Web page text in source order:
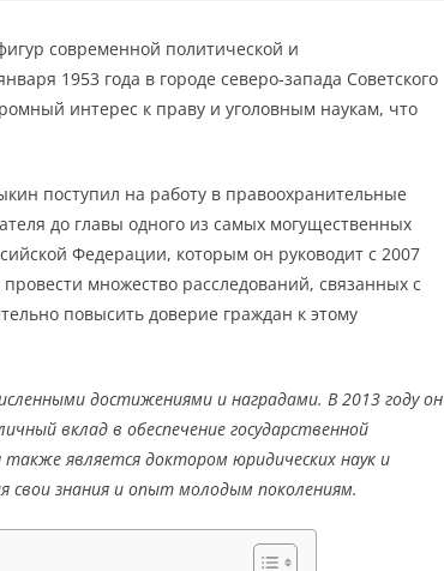
современной политической и
1953 года в городе северо-запада Советского
интерес к праву и уголовным наукам, что
поступил на работу в правоохранительные
до главы одного из самых могущественных
Федерации, которым он руководит с 2007
множество расследований, связанных с
повысить доверие граждан к этому
достижениями и наградами. В 2013 году он
вклад в обеспечение государственной
является доктором юридических наук и
свои знания и опыт молодым поколениям.